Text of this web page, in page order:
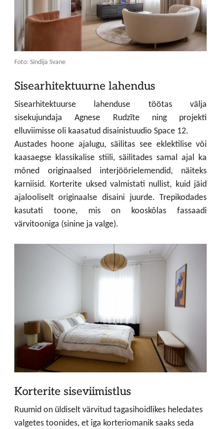
Foto: Sindija Svane
Sisearhitektuurne lahendus
Sisearhitektuurse lahenduse töötas välja
sisekujundaja Agnese Rudzīte ning projekti
elluviimisse oli kaasatud disainistuudio Space 12.
Austades hoone ajalugu, säilitas see eklektilise või
kaasaegse klassikalise stiili, säilitades samal ajal ka
mõned originaalsed interjöörielemendid, näiteks
karniisid. Korterite uksed valmistati nullist, kuid jäid
ajalooliselt originaalse disaini juurde. Trepikodades
kasutati toone, mis on kooskõlas fassaadi
värvitooniga (sinine ja valge).
Korterite siseviimistlus
Ruumid on üldiselt värvitud tagasihoidlikes heledates
valgetes toonides, et iga korteriomanik saaks seda